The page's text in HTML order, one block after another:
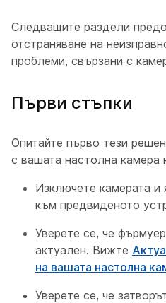
Следващите раздели
отстраняване на
проблеми, свързани с
Първи стъпки
Опитайте първо тези
с вашата настолна камера
Изключете камерата
към предвиденото
Уверете се, че
актуален. Вижте
на вашата настолна
Уверете се, че